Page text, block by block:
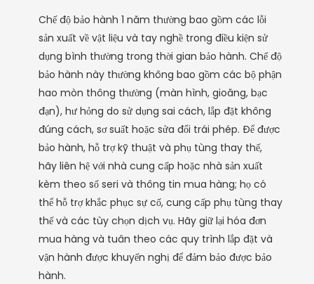
Chế độ bảo hành 1 năm thường bao gồm các lỗi
sản xuất về vật liệu và tay nghề trong điều kiện sử
dụng bình thường trong thời gian bảo hành. Chế độ
bảo hành này thường không bao gồm các bộ phận
hao mòn thông thường (màn hình, gioăng, bạc
đạn), hư hỏng do sử dụng sai cách, lắp đặt không
đúng cách, sơ suất hoặc sửa đổi trái phép. Để được
bảo hành, hỗ trợ kỹ thuật và phụ tùng thay thế,
hãy liên hệ với nhà cung cấp hoặc nhà sản xuất
kèm theo số seri và thông tin mua hàng; họ có
thể hỗ trợ khắc phục sự cố, cung cấp phụ tùng thay
thế và các tùy chọn dịch vụ. Hãy giữ lại hóa đơn
mua hàng và tuân theo các quy trình lắp đặt và
vận hành được khuyến nghị để đảm bảo được bảo
hành.